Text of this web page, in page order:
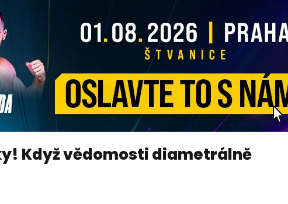
Když vědomosti diametrálně